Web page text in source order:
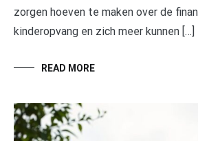
zorgen hoeven te maken over de
kinderopvang en zich meer kunnen […]
READ MORE